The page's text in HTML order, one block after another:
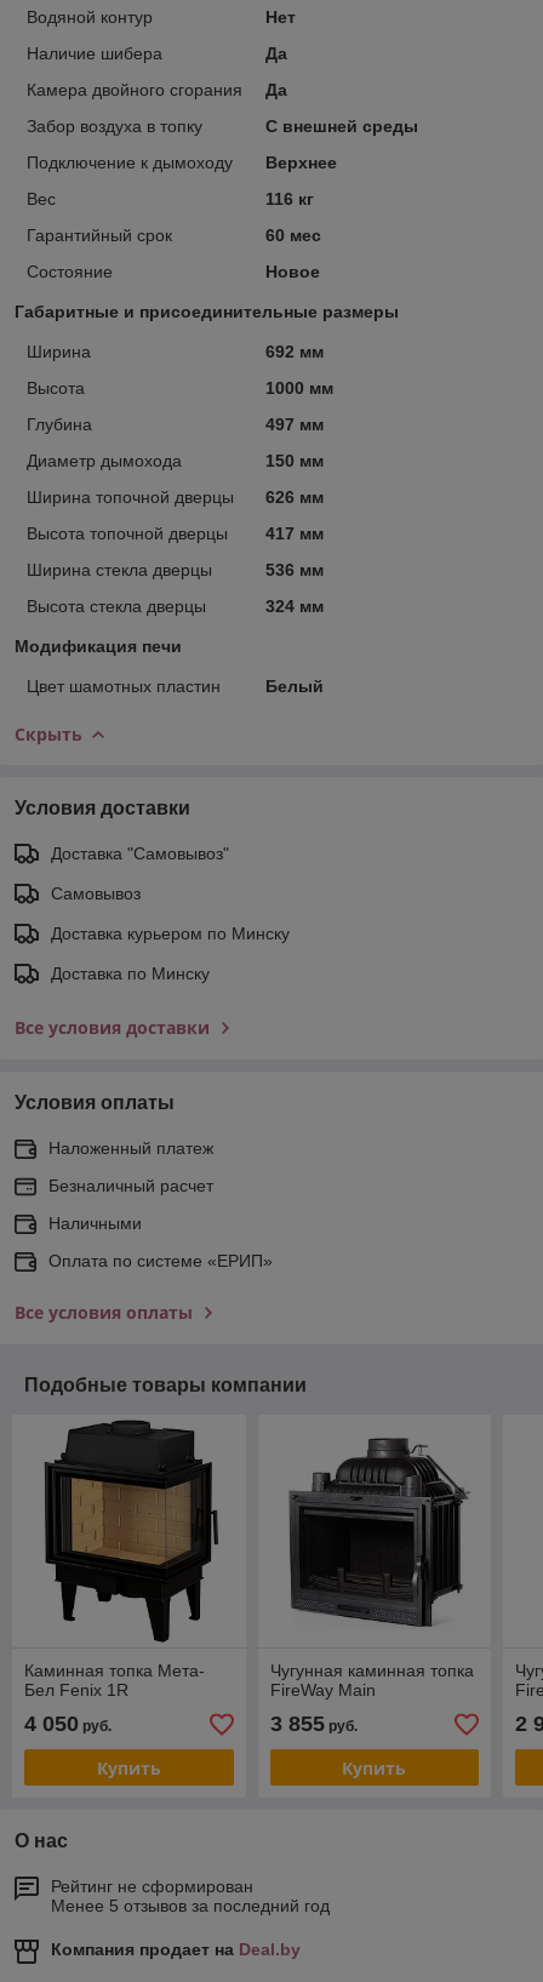
Водяной контур
Нет
Наличие шибера
Да
Камера двойного сгорания
Да
Забор воздуха в топку
С внешней среды
Подключение к дымоходу
Верхнее
Вес
116 кг
Гарантийный срок
60 мес
Состояние
Новое
Габаритные и присоединительные размеры
Ширина
692 мм
Высота
1000 мм
Глубина
497 мм
Диаметр дымохода
150 мм
Ширина топочной дверцы
626 мм
Высота топочной дверцы
417 мм
Ширина стекла дверцы
536 мм
Высота стекла дверцы
324 мм
Модификация печи
Цвет шамотных пластин Белый
Скрыть
Условия доставки
Доставка "Самовывоз"
Самовывоз
Доставка курьером по Минску
Доставка по Минску
Все условия доставки
Условия оплаты
Наложенный платеж
Безналичный расчет
Наличными
Оплата по системе «ЕРИП»
Все условия оплаты
Подобные товары компании
Каминная топка Мета-
Бел Fenix 1R
4 050 руб.
Купить
Чугунная каминная топка
FireWay Main
3 855руб.
Купить
2
О нас
Рейтинг не сформирован
Менее 5 отзывов за последний год
Компания продает на Deal.by